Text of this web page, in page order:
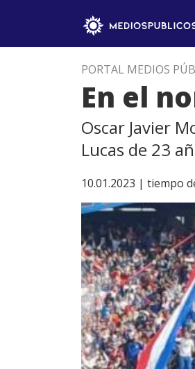
PORTAL MEDIOS
En el
Oscar Javier
Lucas de 23
10.01.2023 | tiempo